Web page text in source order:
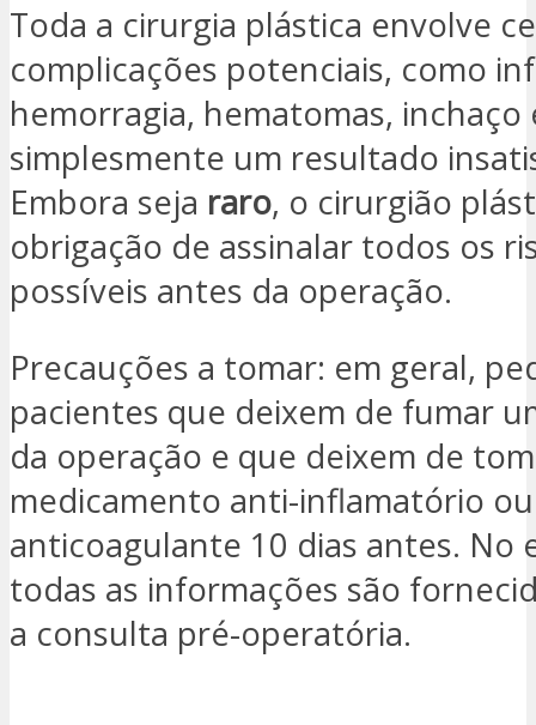
Toda a cirurgia plástica envolve
complicações potenciais, como
hemorragia, hematomas, inchaço
simplesmente um resultado
Embora seja raro, o cirurgião
obrigação de assinalar todos os
possíveis antes da operação.
Precauções a tomar: em geral,
pacientes que deixem de fumar
da operação e que deixem de
medicamento anti-inflamatório ou
anticoagulante 10 dias antes. No
todas as informações são
a consulta pré-operatória.